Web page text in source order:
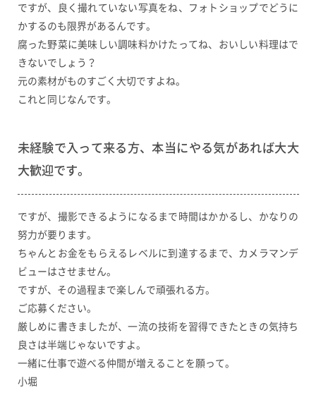
ですが、良く撮れていない写真をね、フォトショップでどうに
かするのも限界があるんです。
腐った野菜に美味しい調味料かけたってね、おいしい料理はで
きないでしょう？
元の素材がものすごく大切ですよね。
これと同じなんです。
未経験で入って来る方、本当にやる気があれば大大
大歓迎です。
ですが、撮影できるようになるまで時間はかかるし、かなりの
努力が要ります。
ちゃんとお金をもらえるレベルに到達するまで、カメラマンデ
ビューはさせません。
ですが、その過程まで楽しんで頑張れる方。
ご応募ください。
厳しめに書きましたが、一流の技術を習得できたときの気持ち
良さは半端じゃないですよ。
一緒に仕事で遊べる仲間が増えることを願って。
小堀